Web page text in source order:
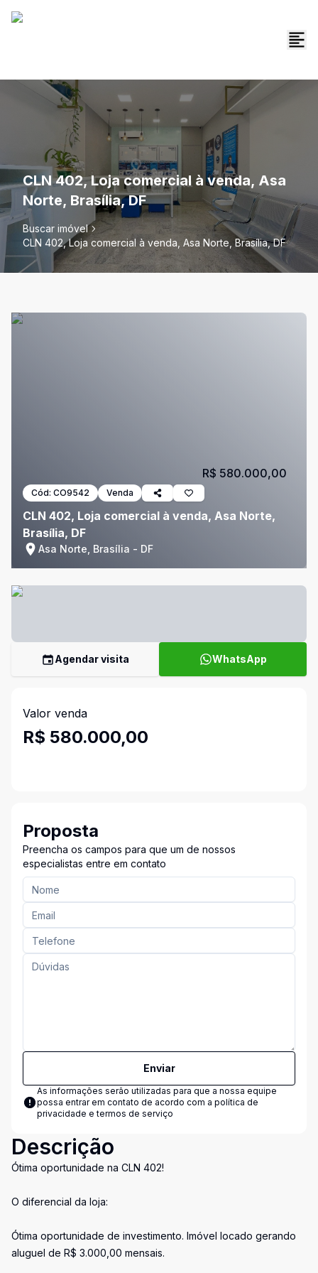
CLN 402, Loja comercial à venda, Asa
Norte, Brasília, DF
Buscar imóvel
CLN 402, Loja comercial à venda, Asa Norte, Brasília, DF
Cód: CO9542 Venda
CLN 402, Loja comercial à venda, Asa Norte,
Brasília, DF
Asa Norte, Brasília - DF
R$ 580.000,00
Agendar visita WhatsApp
Valor venda
R$ 580.000,00
Proposta
Preencha os campos para que um de nossos
especialistas entre em contato
Enviar
As informações serão utilizadas para que a nossa equipe
possa entrar em contato de acordo com a política de
privacidade e termos de serviço
Descrição
Ótima oportunidade na CLN 402!
O diferencial da loja:
Ótima oportunidade de investimento. Imóvel locado gerando
aluguel de R$ 3.000,00 mensais.